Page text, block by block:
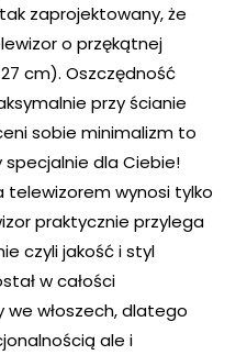
zaprojektowany, że
o przękątnej
cm). Oszczędność
przy ścianie
sobie minimalizm to
dla Ciebie!
telewizorem wynosi tylko
praktycznie przylega
czyli jakość i styl
w całości
we włoszech, dlatego
ale i